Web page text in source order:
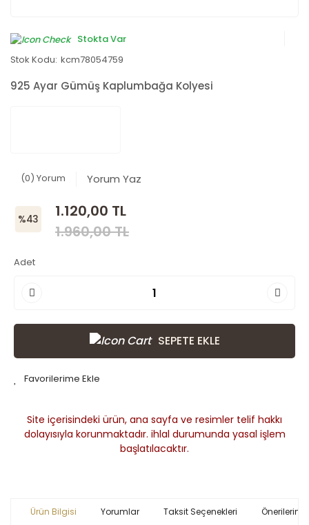
Stokta Var
Stok Kodu: kcm78054759
925 Ayar Gümüş Kaplumbağa Kolyesi
(0) Yorum Yorum Yaz
%43
1.120,00 TL
1.960,00 TL
Adet
SEPETE EKLE
Site içerisindeki ürün, ana sayfa ve resimler telif hakkı
dolayısıyla korunmaktadır. ihlal durumunda yasal işlem
başlatılacaktır.
Ürün Bilgisi Yorumlar Taksit Seçenekleri Önerileriniz